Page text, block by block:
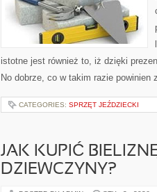
istotne jest również to, iż dzięki
No dobrze, co w takim razie powinien
CATEGORIES: SPRZĘT JEŹDZIECKI
JAK KUPIĆ
DZIEWCZYNY?